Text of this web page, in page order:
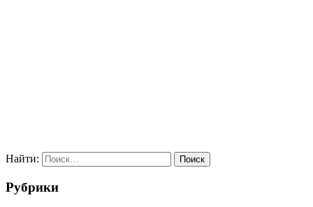
Найти:
Рубрики